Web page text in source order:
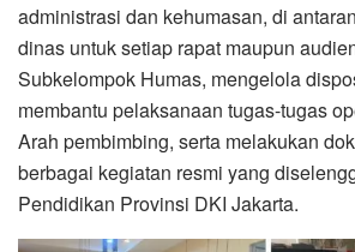
administrasi dan kehumasan, di
dinas untuk setiap rapat maupun
Subkelompok Humas, mengelola
membantu pelaksanaan tugas-tugas
Arah pembimbing, serta melakukan
berbagai kegiatan resmi yang
Pendidikan Provinsi DKI Jakarta.